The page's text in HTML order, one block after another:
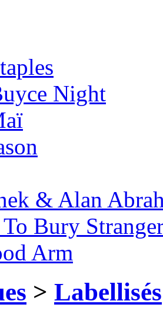
Night
& Alan
Bury
Arm
> Labellisés